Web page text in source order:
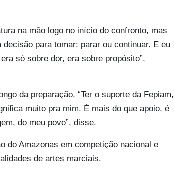
na mão logo no início do confronto, mas
para tomar: parar ou continuar. E eu
só sobre dor, era sobre propósito”,
da preparação. “Ter o suporte da Fepiam,
muito pra mim. É mais do que apoio, é
do meu povo”, disse.
do Amazonas em competição nacional e
de artes marciais.